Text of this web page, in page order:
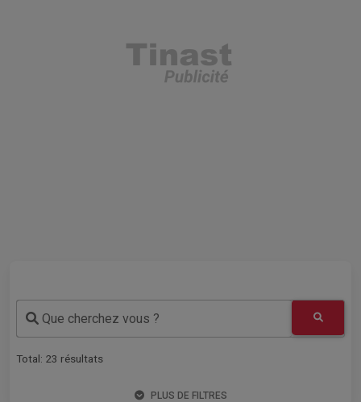
Que cherchez vous ?
Total: 23 résultats
PLUS DE FILTRES